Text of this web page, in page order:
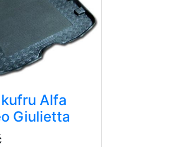
Alfa
Giulietta